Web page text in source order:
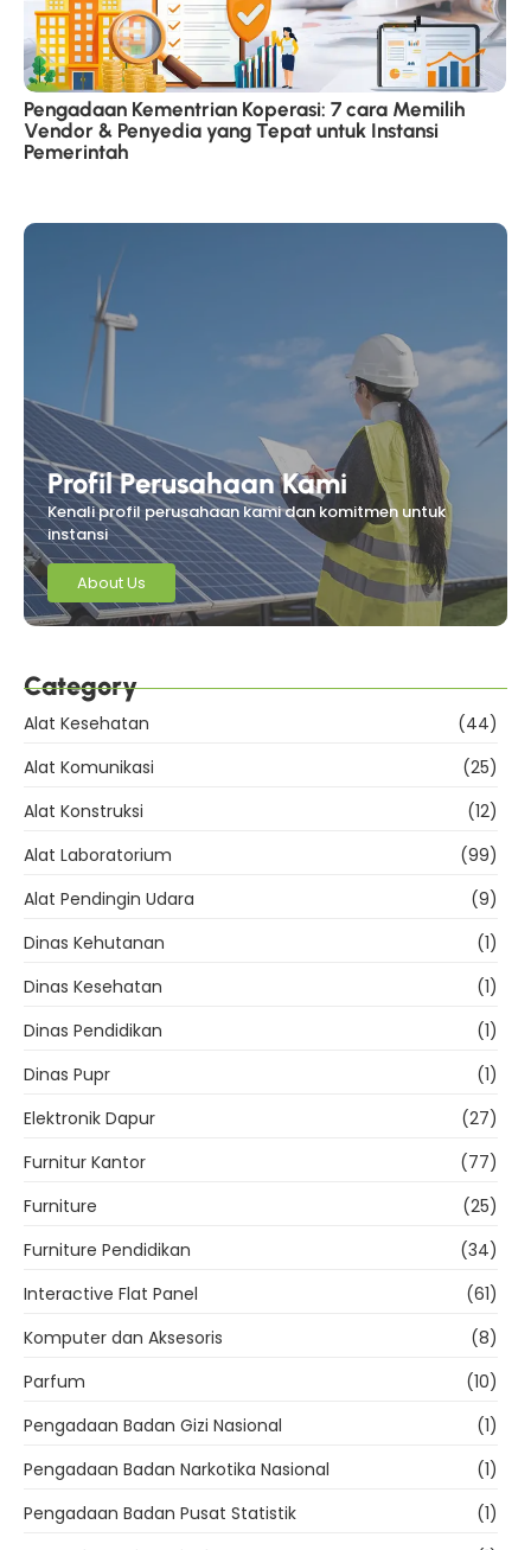
Pengadaan Kementrian Koperasi: 7 cara Memilih
Vendor & Penyedia yang Tepat untuk Instansi
Pemerintah
Profil Perusahaan Kami
Kenali profil perusahaan kami dan komitmen untuk
instansi
About Us
Category
Alat Kesehatan
(44)
Alat Komunikasi
(25)
Alat Konstruksi
(12)
Alat Laboratorium
(99)
Alat Pendingin Udara
(9)
Dinas Kehutanan
(1)
Dinas Kesehatan
(1)
Dinas Pendidikan
(1)
Dinas Pupr
(1)
Elektronik Dapur
(27)
Furnitur Kantor
(77)
Furniture
(25)
Furniture Pendidikan
(34)
Interactive Flat Panel
(61)
Komputer dan Aksesoris
(8)
Parfum
(10)
Pengadaan Badan Gizi Nasional
(1)
Pengadaan Badan Narkotika Nasional
(1)
Pengadaan Badan Pusat Statistik
(1)